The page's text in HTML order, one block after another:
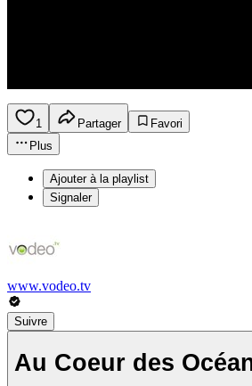
1 Partager
Favori
Plus
Ajouter à la playlist
Signaler
www.vodeo.tv
Suivre
Au Coeur des